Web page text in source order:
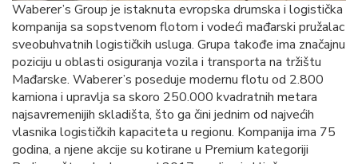
Waberer’s Group je istaknuta evropska drumska i logistička
kompanija sa sopstvenom flotom i vodeći mađarski pružalac
sveobuhvatnih logističkih usluga. Grupa takođe ima značajnu
poziciju u oblasti osiguranja vozila i transporta na tržištu
Mađarske. Waberer’s poseduje modernu flotu od 2.800
kamiona i upravlja sa skoro 250.000 kvadratnih metara
najsavremenijih skladišta, što ga čini jednim od najvećih
vlasnika logističkih kapaciteta u regionu. Kompanija ima 75
godina, a njene akcije su kotirane u Premium kategoriji